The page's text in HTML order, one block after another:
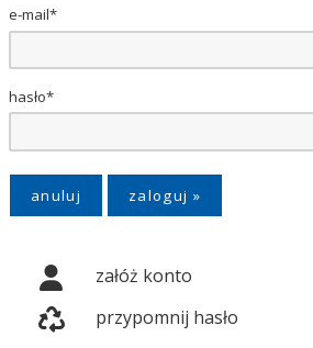
e-mail*
hasło*
anuluj
załóż konto
przypomnij hasło